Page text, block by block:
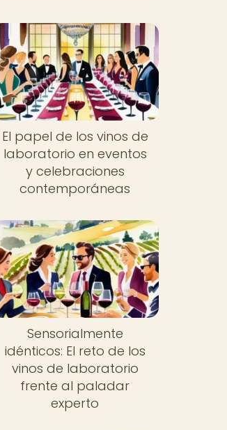
El papel de los vinos de
laboratorio en eventos
y celebraciones
contemporáneas
Sensorialmente
idénticos: El reto de los
vinos de laboratorio
frente al paladar
experto